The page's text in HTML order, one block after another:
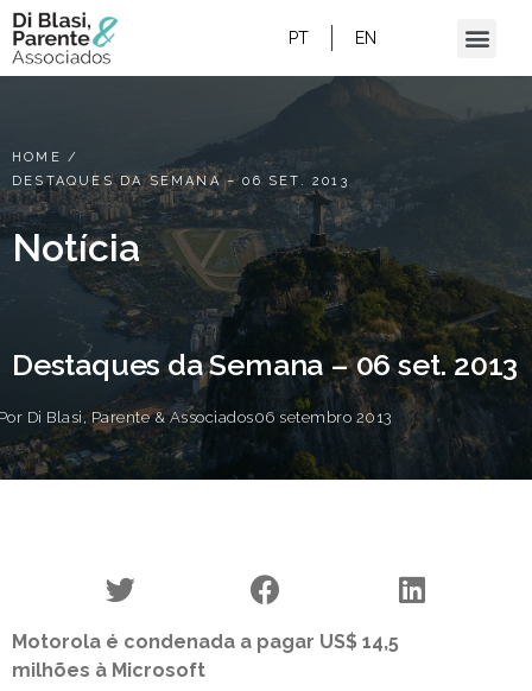
PT EN
HOME /
DESTAQUES DA SEMANA – 06 SET. 2013
Notícia
Destaques da Semana – 06 set. 2013
Di Blasi, Parente & Associados06 setembro 2013
Motorola é condenada a pagar US$ 14,5
milhões à Microsoft